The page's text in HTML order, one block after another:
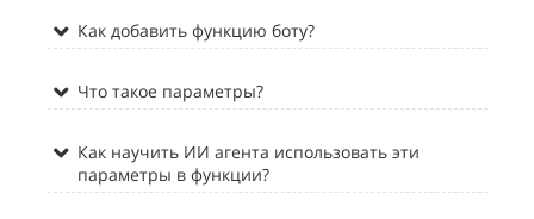
Как добавить функцию боту?
Что такое параметры?
Как научить ИИ агента использовать эти
параметры в функции?